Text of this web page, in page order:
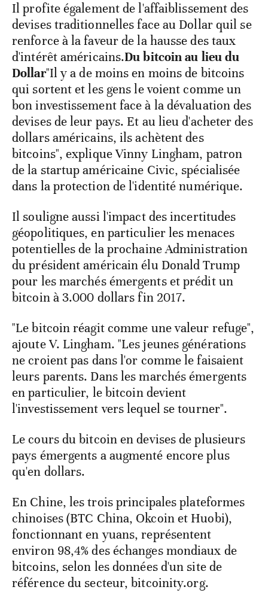
Il profite également de l'affaiblissement des
devises traditionnelles face au Dollar quil se
renforce à la faveur de la hausse des taux
d'intérêt américains.Du bitcoin au lieu du
Dollar"Il y a de moins en moins de bitcoins
qui sortent et les gens le voient comme un
bon investissement face à la dévaluation des
devises de leur pays. Et au lieu d'acheter des
dollars américains, ils achètent des
bitcoins", explique Vinny Lingham, patron
de la startup américaine Civic, spécialisée
dans la protection de l'identité numérique.
Il souligne aussi l'impact des incertitudes
géopolitiques, en particulier les menaces
potentielles de la prochaine Administration
du président américain élu Donald Trump
pour les marchés émergents et prédit un
bitcoin à 3.000 dollars fin 2017.
"Le bitcoin réagit comme une valeur refuge",
ajoute V. Lingham. "Les jeunes générations
ne croient pas dans l'or comme le faisaient
leurs parents. Dans les marchés émergents
en particulier, le bitcoin devient
l'investissement vers lequel se tourner".
Le cours du bitcoin en devises de plusieurs
pays émergents a augmenté encore plus
qu'en dollars.
En Chine, les trois principales plateformes
chinoises (BTC China, Okcoin et Huobi),
fonctionnant en yuans, représentent
environ 98,4% des échanges mondiaux de
bitcoins, selon les données d'un site de
référence du secteur, bitcoinity.org.